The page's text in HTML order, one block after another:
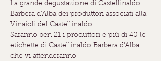
La grande degustazione di Castellinaldo
Barbera d'Alba dei produttori associati alla
Vinaioli del Castellinaldo.
Saranno ben 21 i produttori e più di 40 le
etichette di Castellinaldo Barbera d'Alba
che vi attenderanno!